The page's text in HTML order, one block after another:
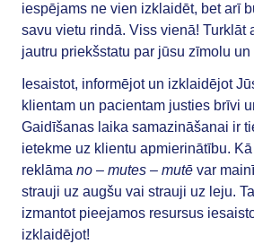
iespējams ne vien izklaidēt, bet arī
savu vietu rindā. Viss vienā! Turklāt
jautru priekšstatu par jūsu zīmolu un
Iesaistot, informējot un izklaidējot
klientam un pacientam justies brīvi
Gaidīšanas laika samazināšanai ir
ietekme uz klientu apmierinātību.
reklāma no – mutes – mutē var
strauji uz augšu vai strauji uz leju.
izmantot pieejamos resursus
izklaidējot!